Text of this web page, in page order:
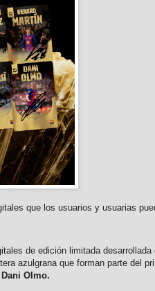
que los usuarios y usuarias
de edición limitada
azulgrana que forman parte del
Olmo.